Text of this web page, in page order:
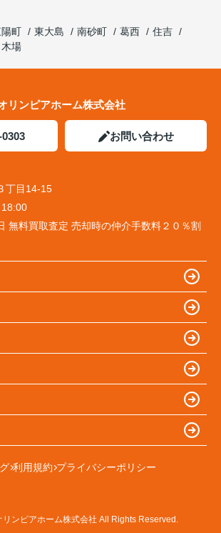
町 東大島 南砂町 葛西
住吉
木場
リンピアホーム株式会社
お問い合わせ
丁目14-15
無料買取査定 売却時の仲介手数料２０％割
利用規約 プライバシーポリシー
ンピアホーム株式会社 All Rights Reserved.